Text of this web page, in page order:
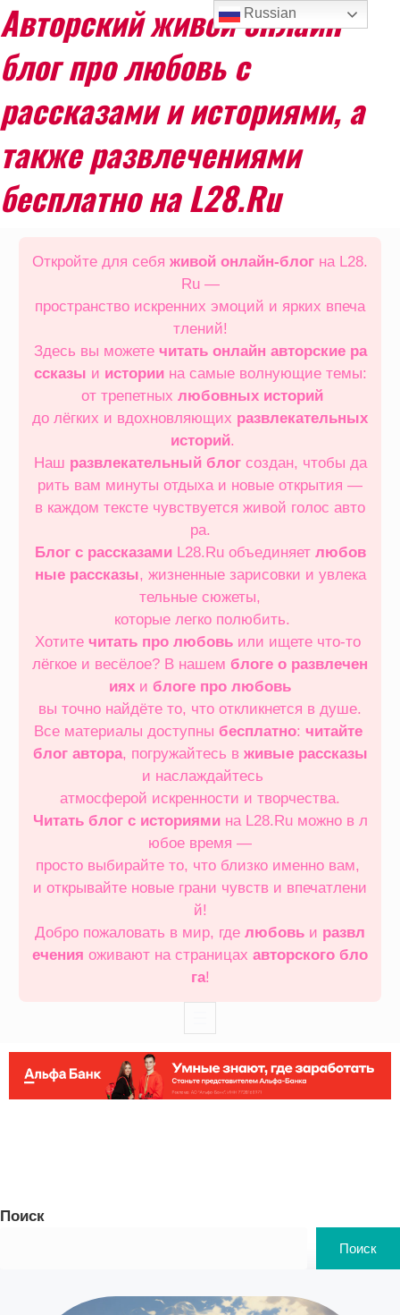
Авторский живой онлайн
блог про любовь с
рассказами и историями, а
также развлечениями
бесплатно на L28.Ru
Откройте для себя живой онлайн‑блог на L28.
Ru —
пространство искренних эмоций и ярких впеча
тлений!
Здесь вы можете читать онлайн авторские ра
ссказы и историина самые волнующие темы:
от трепетных любовных историй
до лёгких и вдохновляющих развлекательных
историй.
Наш развлекательный блогсоздан, чтобы да
рить вам минуты отдыха и новые открытия —
в каждом тексте чувствуется живой голос авто
ра.
Блог с рассказамиL28.Ru объединяет любов
ные рассказы, жизненные зарисовки и увлека
тельные сюжеты,
которые легко полюбить.
Хотите читать про любовь или ищете что‑то
лёгкое и весёлое? В нашем блоге о развлечен
иях и блоге про любовь
вы точно найдёте то, что откликнется в душе.
Все материалы доступны бесплатно: читайте
блог автора, погружайтесь в живые рассказы
и наслаждайтесь
атмосферой искренности и творчества.
Читать блог с историямина L28.Ru можно в л
юбое время —
просто выбирайте то, что близко именно вам,
и открывайте новые грани чувств и впечатлени
й!
Добро пожаловать в мир, где любовь и развл
ечения оживают на страницах авторского бло
га!
Поиск
Поиск
Russian